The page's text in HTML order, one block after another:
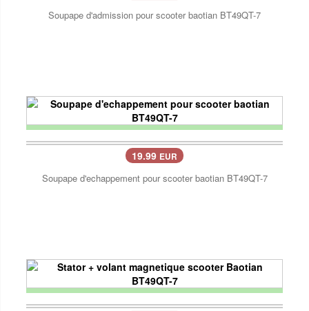
Soupape d'admission pour scooter baotian BT49QT-7
19.99 EUR
Soupape d'echappement pour scooter baotian BT49QT-7